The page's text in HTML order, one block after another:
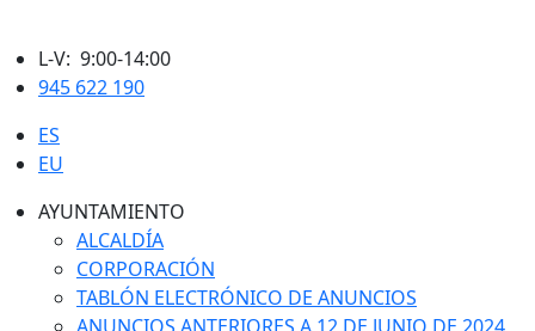
L-V: 9:00-14:00
945 622 190
ES
EU
AYUNTAMIENTO
ALCALDÍA
CORPORACIÓN
TABLÓN ELECTRÓNICO DE ANUNCIOS